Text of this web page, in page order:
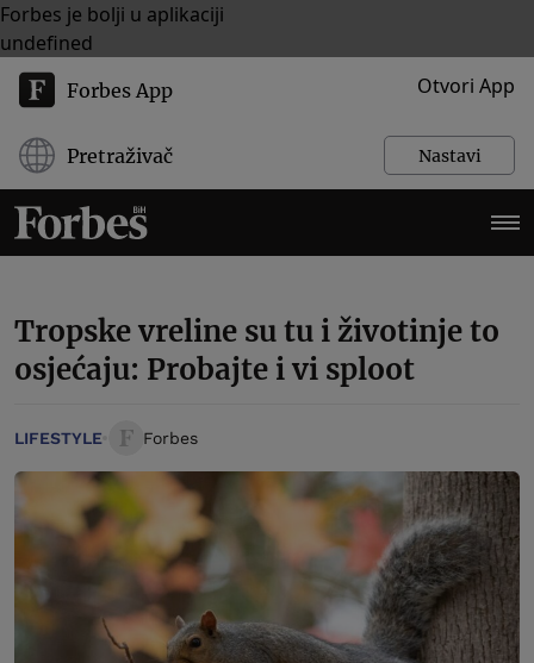
Forbes je bolji u aplikaciji
undefined
Forbes App Otvori App
Pretraživač Nastavi
Tropske vreline su tu i životinje to
osjećaju: Probajte i vi sploot
LIFESTYLE Forbes